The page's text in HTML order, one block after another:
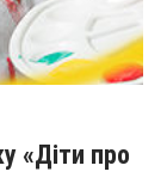
«Діти про